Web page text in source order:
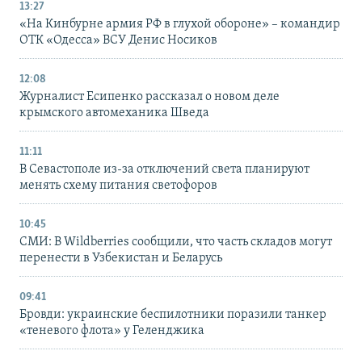
13:27
«На Кинбурне армия РФ в глухой обороне» – командир
ОТК «Одесса» ВСУ Денис Носиков
12:08
Журналист Есипенко рассказал о новом деле
крымского автомеханика Шведа
11:11
В Севастополе из-за отключений света планируют
менять схему питания светофоров
10:45
СМИ: В Wildberries сообщили, что часть складов могут
перенести в Узбекистан и Беларусь
09:41
Бровди: украинские беспилотники поразили танкер
«теневого флота» у Геленджика